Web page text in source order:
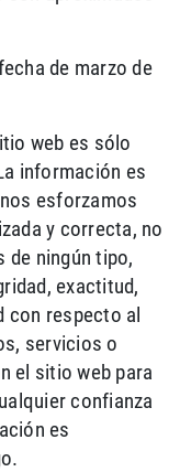
de marzo de
web es sólo
información es
esforzamos
y correcta, no
de ningún tipo,
exactitud,
con respecto al
servicios o
el sitio web para
confianza
es